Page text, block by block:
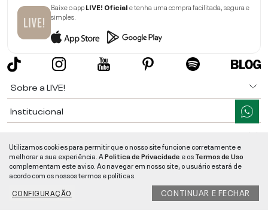
Baixe o appLIVE! Oficiale tenha uma compra facilitada, segura e
simples.
Sobre a LIVE!
Institucional
Ajuda
Segurança e Qualidade
LIVE!©2026- TODOS OS DIREITOS RESERVADOS -RUA MANOEL FRANCISCO
Utilizamos cookies para permitir que o nosso site funcione corretamente e
melhorar a sua experiência. APolitica de Privacidade e osTermos de Uso
complementam este aviso. Ao navegar em nosso site, o usuário estará de
acordo com os nossos termos e políticas.
CONFIGURAÇÃO
CONTINUAR E FECHAR